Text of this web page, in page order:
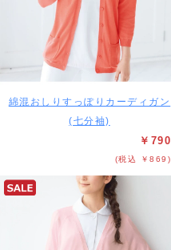
綿混おしりすっぽりカーディガン
(七分袖)
￥790
(税込 ￥869)